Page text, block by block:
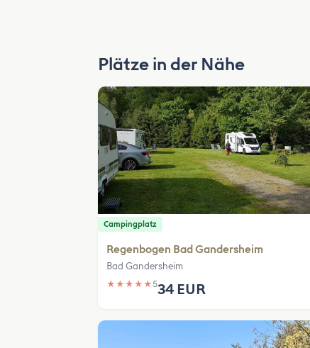
Plätze in der Nähe
Campingplatz
Regenbogen Bad Gandersheim
Bad Gandersheim
★ ★ ★ ★ ★534 EUR